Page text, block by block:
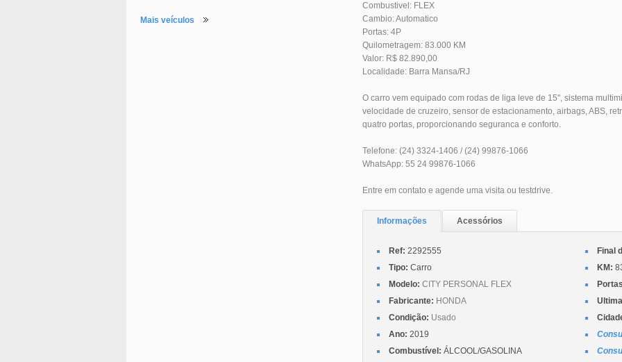
Combustivel: FLEX
Cambio: Automatico
Portas: 4P
Quilometragem: 83.000 KM
Valor: R$ 82.890,00
Localidade: Barra Mansa/RJ
O carro vem equipado com rodas de liga leve de 15", sistema
velocidade de cruzeiro, sensor de estacionamento, airbags, ABS,
quatro portas, proporcionando seguranca e conforto.
Telefone: (24) 3324-1406 / (24) 99876-1066
WhatsApp: 55 24 99876-1066
Entre em contato e agende uma visita ou testdrive.
Informações Acessórios
Ref: 2292555
Tipo: Carro
Modelo: CITY PERSONAL FLEX
Fabricante: HONDA
Condição: Usado
Ano: 2019
Combustível: ÁLCOOL/GASOLINA
Final
KM:
Mais veículos